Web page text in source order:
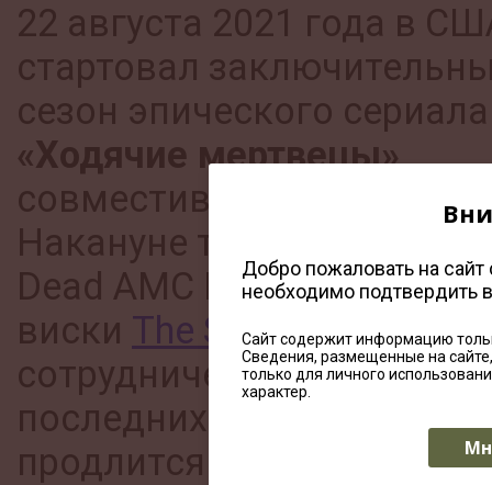
22 августа 2021 года в
стартовал
сезон эпического сериала
«Ходячие мертвецы»,
совместившего хоррор и
Накануне телекомпания
Dead AMC Networks и
виски The Sexton
сотрудничестве в рамках
последних частей шоу,
продлится до конца 2022
Добро пожаловать на
необходимо подтвердить
Сайт содержит информацию
Сведения, размещенные на
только для личного
характер.